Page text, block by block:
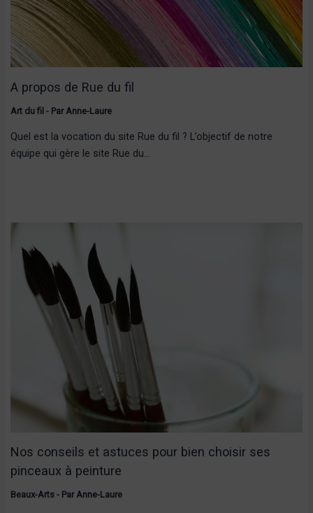
A propos de Rue du fil
Art du fil - Par Anne-Laure
Quel est la vocation du site Rue du fil ? L’objectif de notre
équipe qui gère le site Rue du…
Nos conseils et astuces pour bien choisir ses
pinceaux à peinture
Beaux-Arts- ParAnne-Laure